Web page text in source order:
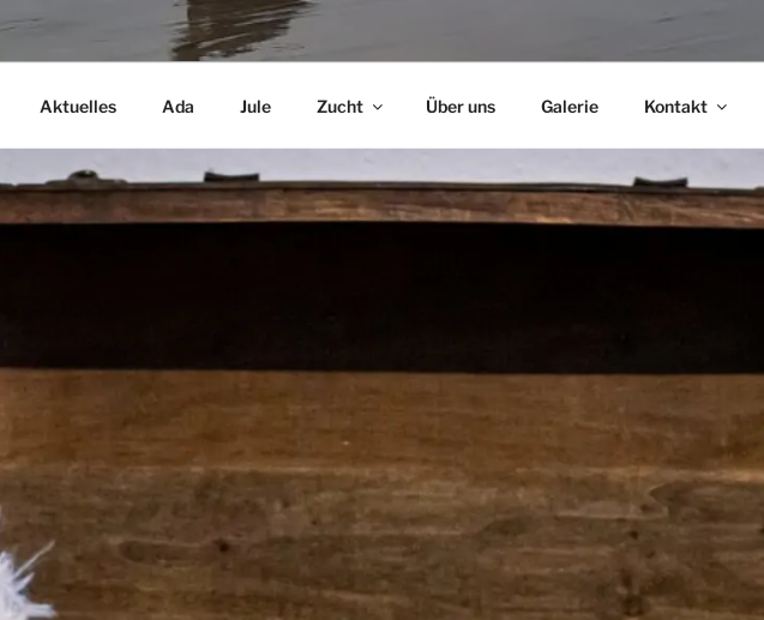
Aktuelles Ada Jule Zucht Über uns Galerie Kontakt